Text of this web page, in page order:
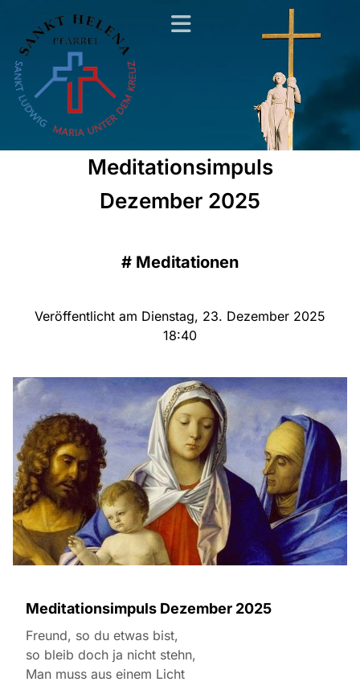
Meditationsimpuls
Dezember 2025
# Meditationen
Veröffentlicht am Dienstag, 23. Dezember 2025
18:40
Meditationsimpuls Dezember 2025
Freund, so du etwas bist,
so bleib doch ja nicht stehn,
Man muss aus einem Licht